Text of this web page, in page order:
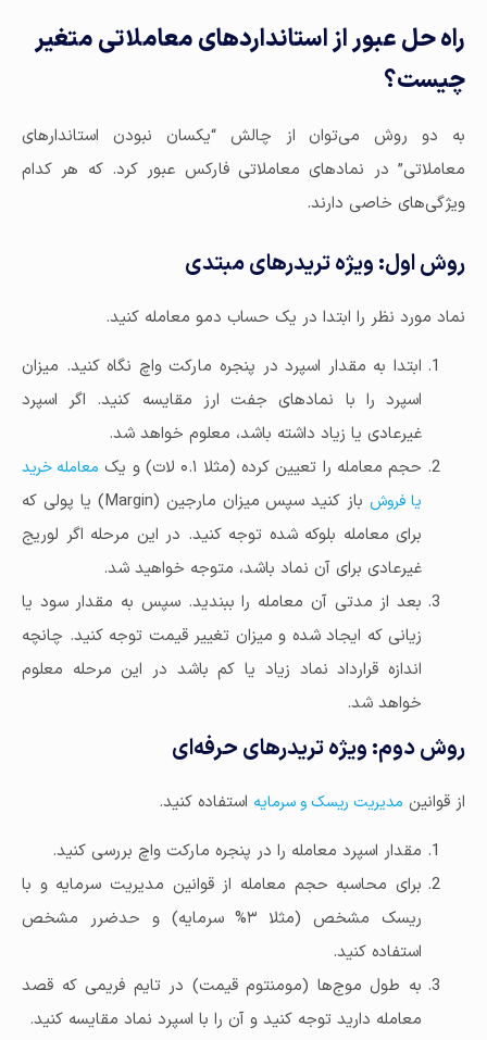
راه حل عبور از استانداردهای معاملاتی متغیر
چیست؟
به دو روش می‌توان از چالش “یکسان نبودن استاندارهای
معاملاتی” در نمادهای معاملاتی فارکس عبور کرد. که هر کدام
ویژگی‌های خاصی دارند.
روش اول: ویژه تریدرهای مبتدی
نماد مورد نظر را ابتدا در یک حساب دمو معامله کنید.
ابتدا به مقدار اسپرد در پنجره مارکت واچ نگاه کنید. میزان
اسپرد را با نمادهای جفت ارز مقایسه کنید. اگر اسپرد
غیرعادی یا زیاد داشته باشد، معلوم خواهد شد.
حجم معامله را تعیین کرده (مثلا ۰.۱ لات) و یک
معامله خرید
یا فروش
باز کنید سپس میزان مارجین (Margin) یا پولی که
برای معامله بلوکه شده توجه کنید. در این مرحله اگر لوریج
غیرعادی برای آن نماد باشد، متوجه خواهید شد.
بعد از مدتی آن معامله را ببندید. سپس به مقدار سود یا
زیانی که ایجاد شده و میزان تغییر قیمت توجه کنید. چانچه
اندازه قرارداد نماد زیاد یا کم باشد در این مرحله معلوم
خواهد شد.
روش دوم: ویژه تریدرهای حرفه‌ای
از قوانین مدیریت ریسک و سرمایه استفاده کنید.
مقدار اسپرد معامله را در پنجره مارکت واچ بررسی کنید.
برای محاسبه حجم معامله از قوانین مدیریت سرمایه و با
ریسک مشخص (مثلا ۳% سرمایه) و حدضرر مشخص
استفاده کنید.
به طول موج‌ها (مومنتوم قیمت) در تایم فریمی که قصد
معامله دارید توجه کنید و آن را با اسپرد نماد مقایسه کنید.